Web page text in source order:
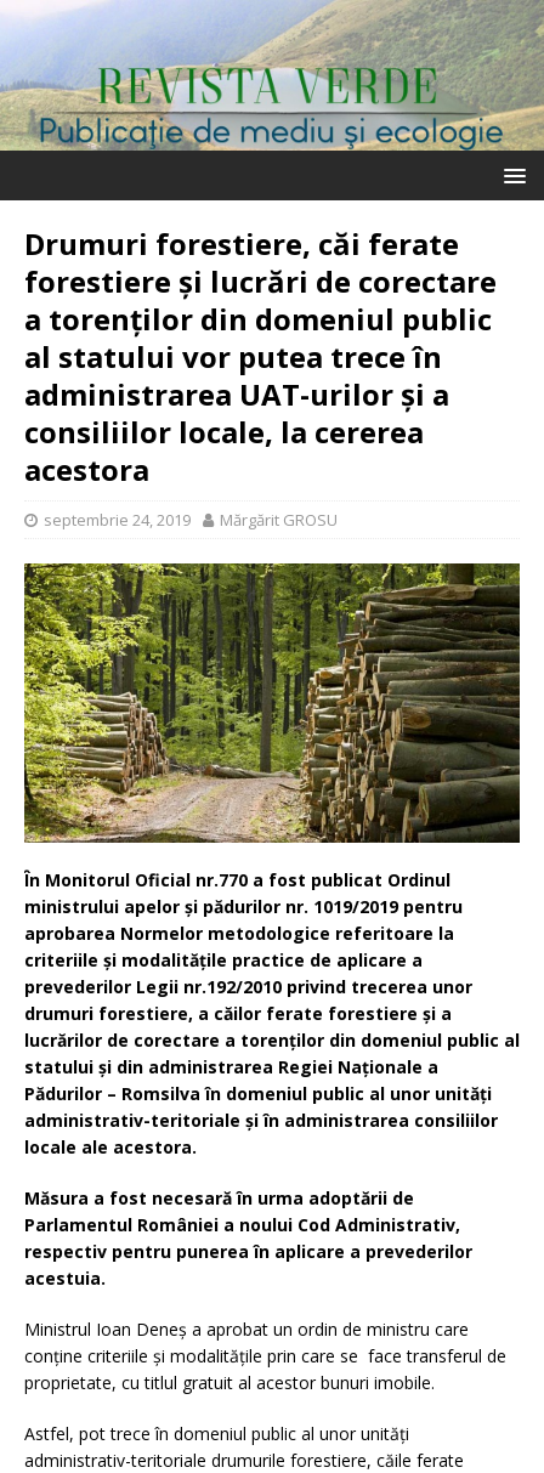
Drumuri forestiere, căi ferate
forestiere și lucrări de corectare
a torenților din domeniul public
al statului vor putea trece în
administrarea UAT-urilor și a
consiliilor locale, la cererea
acestora
septembrie 24, 2019 Mărgărit GROSU
În Monitorul Oficial nr.770 a fost publicat Ordinul
ministrului apelor și pădurilor nr. 1019/2019 pentru
aprobarea Normelor metodologice referitoare la
criteriile și modalitățile practice de aplicare a
prevederilor Legii nr.192/2010 privind trecerea unor
drumuri forestiere, a căilor ferate forestiere și a
lucrărilor de corectare a torenților din domeniul public al
statului și din administrarea Regiei Naționale a
Pădurilor – Romsilva în domeniul public al unor unități
administrativ-teritoriale și în administrarea consiliilor
locale ale acestora.
Măsura a fost necesară în urma adoptării de
Parlamentul României a noului Cod Administrativ,
respectiv pentru punerea în aplicare a prevederilor
acestuia.
Ministrul Ioan Deneș a aprobat un ordin de ministru care
conține criteriile și modalitățile prin care se face transferul de
proprietate, cu titlul gratuit al acestor bunuri imobile.
Astfel, pot trece în domeniul public al unor unități
administrativ-teritoriale drumurile forestiere, căile ferate